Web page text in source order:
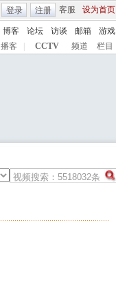
客服 设为首页
登录 注册
博客 论坛 访谈 邮箱
游戏
播客 CCTV 频道 栏目